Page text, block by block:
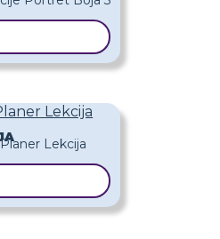
Lekcija